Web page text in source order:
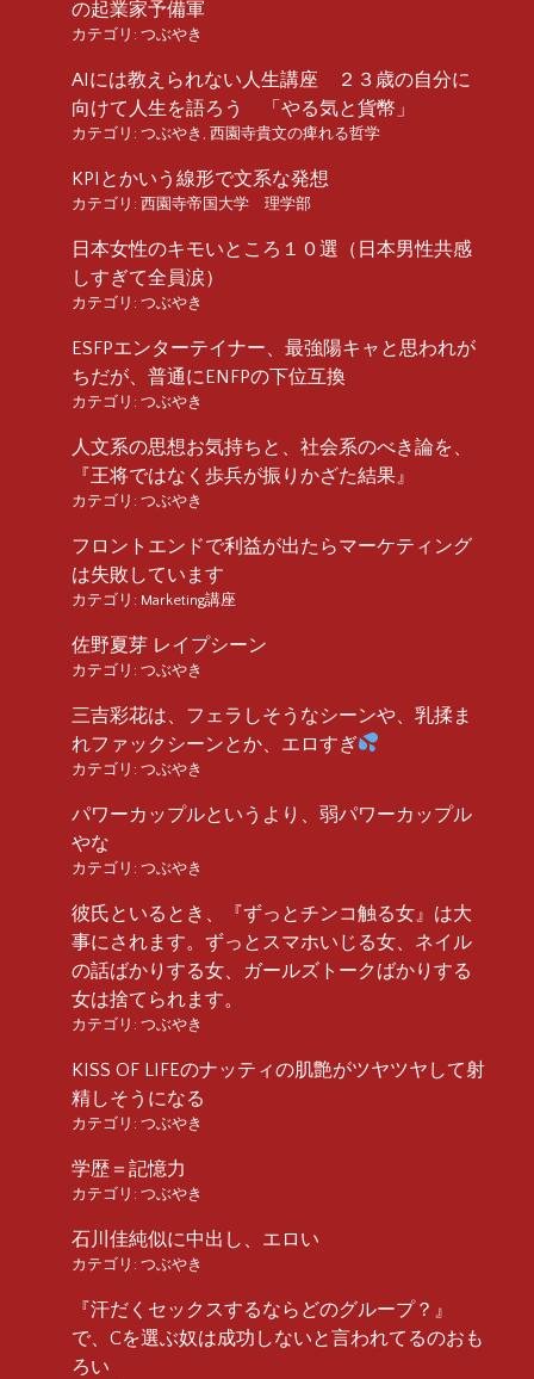
の起業家予備軍
カテゴリ: つぶやき
AIには教えられない人生講座 ２３歳の自分に
向けて人生を語ろう 「やる気と貨幣」
カテゴリ: つぶやき 西園寺貴文の痺れる哲学
KPIとかいう線形で文系な発想
カテゴリ: 西園寺帝国大学 理学部
日本女性のキモいところ１０選（日本男性共感
しすぎて全員涙）
カテゴリ: つぶやき
ESFPエンターテイナー、最強陽キャと思われが
ちだが、普通にENFPの下位互換
カテゴリ: つぶやき
人文系の思想お気持ちと、社会系のべき論を、
『王将ではなく歩兵が振りかざた結果』
カテゴリ: つぶやき
フロントエンドで利益が出たらマーケティング
は失敗しています
カテゴリ: Marketing講座
佐野夏芽 レイプシーン
カテゴリ: つぶやき
三吉彩花は、フェラしそうなシーンや、乳揉ま
れファックシーンとか、エロすぎ
カテゴリ: つぶやき
パワーカップルというより、弱パワーカップル
やな
カテゴリ: つぶやき
彼氏といるとき、『ずっとチンコ触る女』は大
事にされます。ずっとスマホいじる女、ネイル
の話ばかりする女、ガールズトークばかりする
女は捨てられます。
カテゴリ: つぶやき
KISS OF LIFEのナッティの肌艶がツヤツヤして射
精しそうになる
カテゴリ: つぶやき
学歴＝記憶力
カテゴリ: つぶやき
石川佳純似に中出し、エロい
カテゴリ: つぶやき
『汗だくセックスするならどのグループ？』
で、Cを選ぶ奴は成功しないと言われてるのおも
ろい